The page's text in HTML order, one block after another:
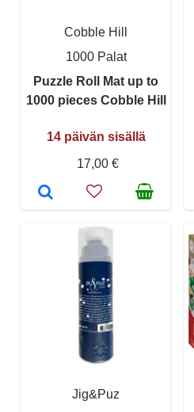
Cobble Hill
1000 Palat
Puzzle Roll Mat up to
1000 pieces Cobble Hill
14 päivän sisällä
17,00 €
Jig&Puz